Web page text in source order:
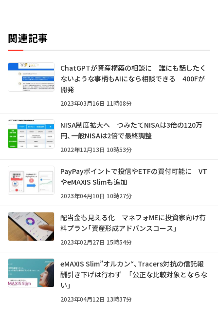
関連記事
ChatGPTが資産構築の相談に 誰にも話したく
ないような事柄もAIになら相談できる 400Fが
開発
2023年03月16日 11時08分
NISA制度拡大へ つみたてNISAは3倍の120万
円、一般NISAは2倍で最終調整
2022年12月13日 10時53分
PayPayポイントで投信やETFの買付可能に VT
やeMAXIS Slimも追加
2023年04月10日 10時27分
配当金も見える化 マネフォMEに投資家向け有
料プラン「資産形成アドバンスコース」
2023年02月27日 15時54分
eMAXIS Slim”オルカン“、Tracers対抗の信託報
酬引き下げは行わず 「公正な比較対象とならな
い」
2023年04月12日 13時37分